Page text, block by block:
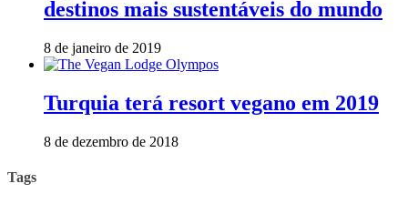
destinos mais sustentáveis do mundo
8 de janeiro de 2019
Turquia terá resort vegano em 2019
8 de dezembro de 2018
Tags